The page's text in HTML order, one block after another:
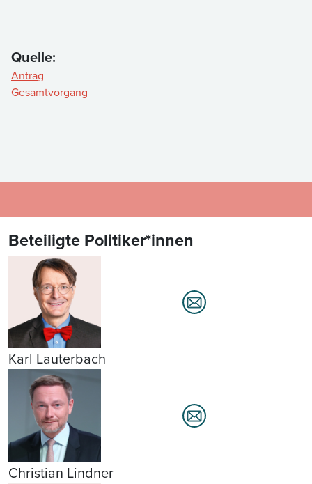
Quelle:
Antrag
Gesamtvorgang
Beteiligte Politiker*innen
Karl Lauterbach
Christian Lindner